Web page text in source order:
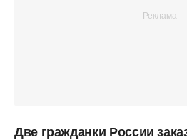
Две гражданки России